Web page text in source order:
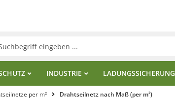
INDUSTRIE LADUNGSSICHERUNG
per m² Drahtseilnetz nach Maß (per m²)